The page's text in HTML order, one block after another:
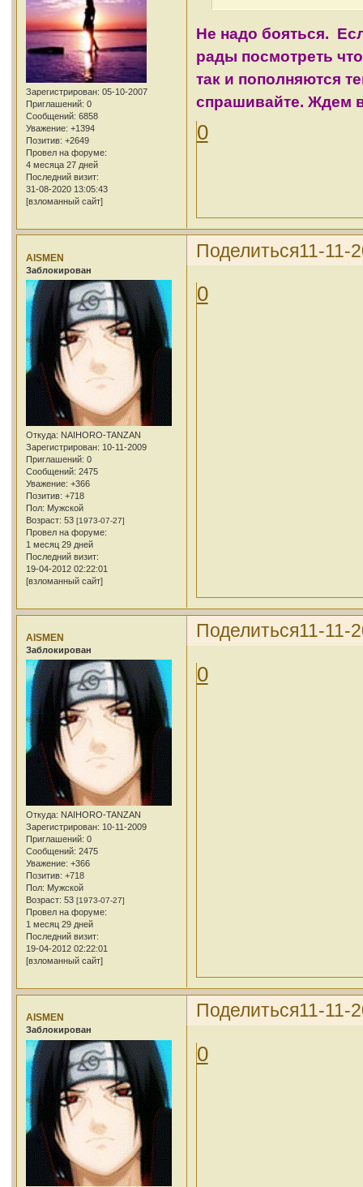
Зарегистрирован: 05-10-2007
Приглашений: 0
Сообщений: 6858
Уважение: +1394
Позитив: +2649
Провел на форуме:
4 месяца 27 дней
Последний визит:
31-08-2020 13:05:43
[взломанный сайт]
Не надо бояться.
рады посмотреть что
так и пополняются
спрашивайте. Ждем
0
Поделиться11-11-
AISMEN
Заблокирован
Откуда: NAIHORO-TANZAN
Зарегистрирован: 10-11-2009
Приглашений: 0
Сообщений: 2475
Уважение: +366
Позитив: +718
Пол: Мужской
Возраст: 53 [1973-07-27]
Провел на форуме:
1 месяц 29 дней
Последний визит:
19-04-2012 02:22:01
[взломанный сайт]
0
Поделиться11-11-
AISMEN
Заблокирован
Откуда: NAIHORO-TANZAN
Зарегистрирован: 10-11-2009
Приглашений: 0
Сообщений: 2475
Уважение: +366
Позитив: +718
Пол: Мужской
Возраст: 53 [1973-07-27]
Провел на форуме:
1 месяц 29 дней
Последний визит:
19-04-2012 02:22:01
[взломанный сайт]
0
Поделиться11-11-
AISMEN
Заблокирован
0